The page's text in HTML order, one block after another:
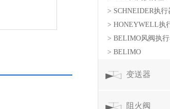
> SCHNEIDER执行
> HONEYWELL执
> BELIMO风阀执
> BELIMO
变送器
阻火阀